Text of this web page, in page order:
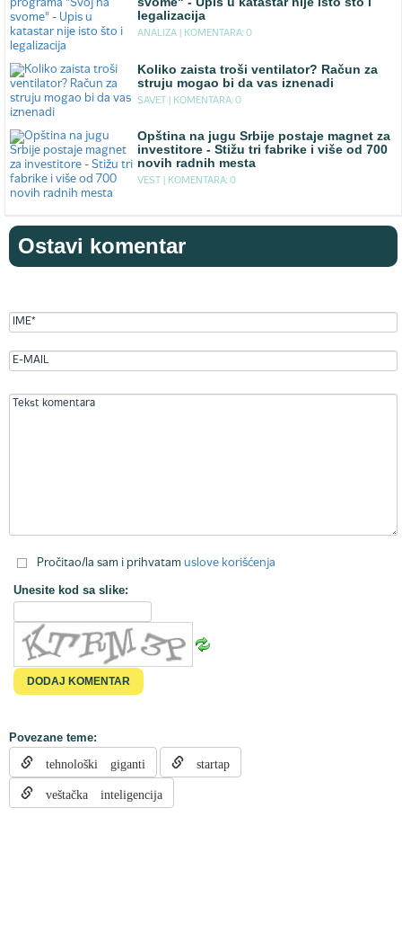
legalizacija
ANALIZA | KOMENTARA: 0
Koliko zaista troši ventilator? Račun za
struju mogao bi da vas iznenadi
SAVET | KOMENTARA: 0
Opština na jugu Srbije postaje magnet za
investitore - Stižu tri fabrike i više od 700
novih radnih mesta
VEST | KOMENTARA: 0
Ostavi komentar
Pročitao/la sam i prihvatam uslove korišćenja
Unesite kod sa slike:
Povezane teme:
tehnološki giganti startap
veštačka inteligencija